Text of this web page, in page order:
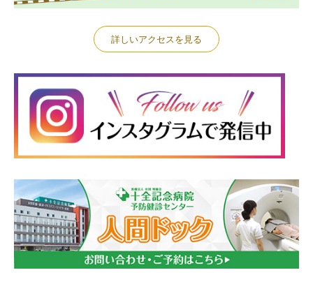
詳しいアクセスを見る